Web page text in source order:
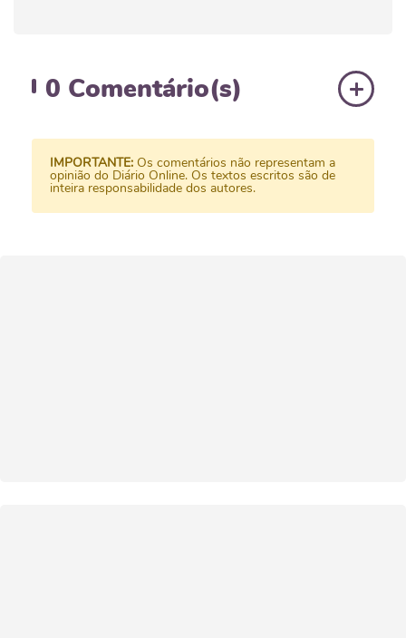
0 Comentário(s)
IMPORTANTE: Os comentários não representam a
opinião do Diário Online. Os textos escritos são de
inteira responsabilidade dos autores.